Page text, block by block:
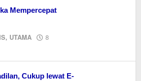
Mempercepat
, UTAMA
8
Cukup lewat E-